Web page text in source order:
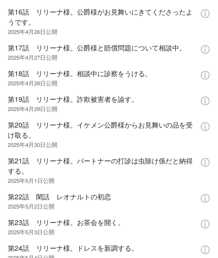
第16話 リリーナ様。公爵様がお見舞いにきてくださったよ
うです。
2025年4月26日公開
第17話 リリーナ様。公爵様と賠償問題について相談中。
2025年4月27日公開
第18話 リリーナ様。相談中に診察をうける。
2025年4月28日公開
第19話 リリーナ様。詐欺被害者を諭す。
2025年4月29日公開
第20話 リリーナ様。イケメン公爵様からお見舞いの品を受
け取る。
2025年4月30日公開
第21話 リリーナ様。パートナーの打診は虫除け係だと納得
する。
2025年5月1日公開
第22話 閑話 レオナルトの初恋
2025年5月2日公開
第23話 リリーナ様。お茶会を開く。
2025年5月3日公開
第24話 リリーナ様。ドレスを新調する。